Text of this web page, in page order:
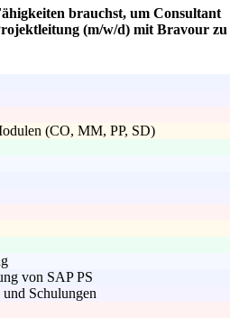
brauchst, um Consultant
(m/w/d) mit Bravour zu
(CO, MM, PP, SD)
von SAP PS
Schulungen